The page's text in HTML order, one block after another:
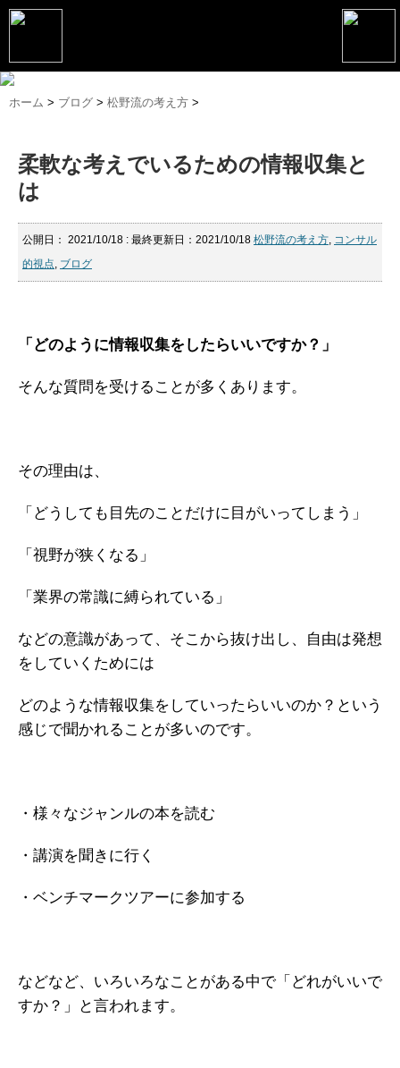
トップページ
松野恵介のブログ
会社概要
スケジュール
マーケティング塾
書籍
メールマガジン
お問い合わせ
ホーム > ブログ > 松野流の考え方 >
柔軟な考えでいるための情報収集と
は
公開日： 2021/10/18 : 最終更新日：2021/10/18 松野流の考え方, コンサル
的視点, ブログ
「どのように情報収集をしたらいいですか？」
そんな質問を受けることが多くあります。
その理由は、
「どうしても目先のことだけに目がいってしまう」
「視野が狭くなる」
「業界の常識に縛られている」
などの意識があって、そこから抜け出し、自由は発想
をしていくためには
どのような情報収集をしていったらいいのか？という
感じで聞かれることが多いのです。
・様々なジャンルの本を読む
・講演を聞きに行く
・ベンチマークツアーに参加する
などなど、いろいろなことがある中で「どれがいいで
すか？」と言われます。